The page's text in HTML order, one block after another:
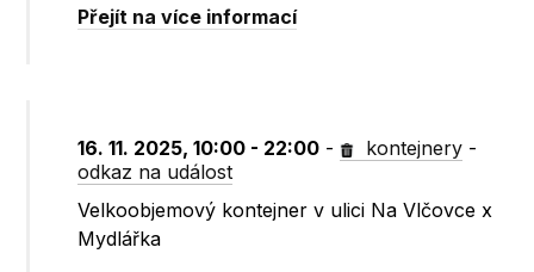
Přejít na více informací
16. 11. 2025, 10:00 - 22:00 - kontejnery -
odkaz na událost
Velkoobjemový kontejner v ulici Na Vlčovce x
Mydlářka